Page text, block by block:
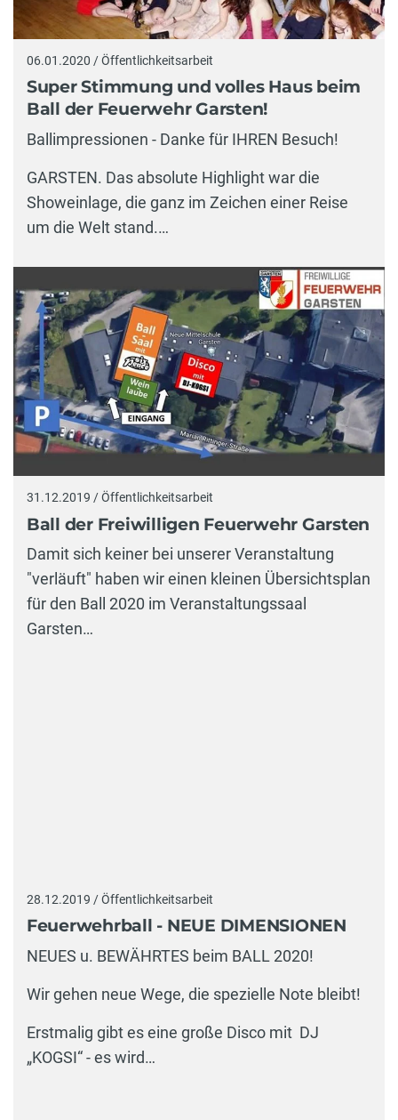
06.01.2020 / Öffentlichkeitsarbeit
Super Stimmung und volles Haus beim
Ball der Feuerwehr Garsten!
Ballimpressionen - Danke für IHREN Besuch!
GARSTEN. Das absolute Highlight war die
Showeinlage, die ganz im Zeichen einer Reise
um die Welt stand.…
31.12.2019 / Öffentlichkeitsarbeit
Ball der Freiwilligen Feuerwehr Garsten
Damit sich keiner bei unserer Veranstaltung
"verläuft" haben wir einen kleinen Übersichtsplan
für den Ball 2020 im Veranstaltungssaal
Garsten…
28.12.2019 / Öffentlichkeitsarbeit
Feuerwehrball - NEUE DIMENSIONEN
NEUES u. BEWÄHRTES beim BALL 2020!
Wir gehen neue Wege, die spezielle Note bleibt!
Erstmalig gibt es eine große Disco mit DJ
„KOGSI“ - es wird…